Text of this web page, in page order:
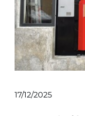
17/12/2025